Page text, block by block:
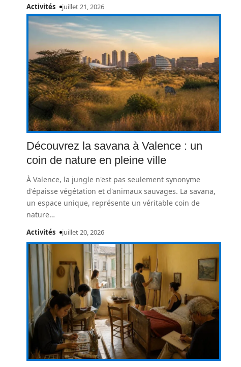
Activités juillet 21, 2026
Découvrez la savana à Valence : un
coin de nature en pleine ville
À Valence, la jungle n'est pas seulement synonyme
d'épaisse végétation et d'animaux sauvages. La savana,
un espace unique, représente un véritable coin de
nature…
Activités juillet 20, 2026